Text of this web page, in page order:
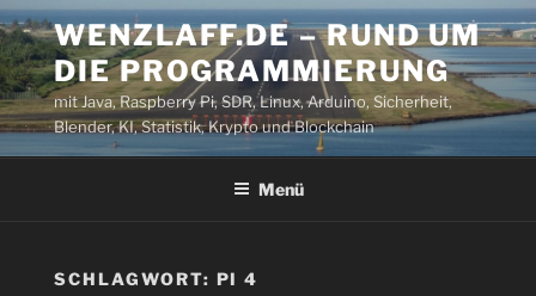
Zum
Inhalt
springen
WENZLAFF.DE – RUND UM
DIE PROGRAMMIERUNG
mit Java, Raspberry Pi, SDR, Linux, Arduino, Sicherheit,
Blender, KI, Statistik, Krypto und Blockchain
Menü
SCHLAGWORT: PI 4